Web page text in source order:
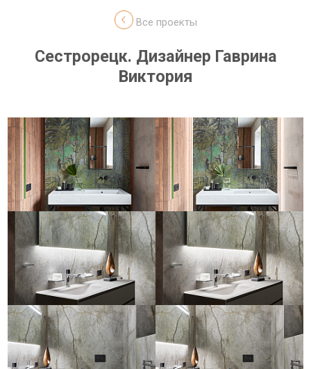
Все проекты
Сестрорецк. Дизайнер Гаврина
Виктория